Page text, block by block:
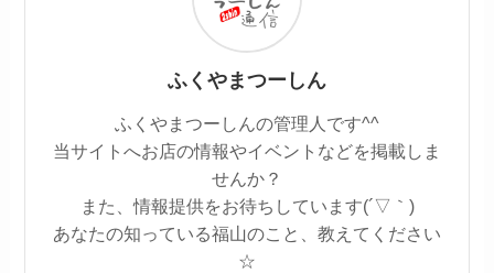
ふくやまつーしん
ふくやまつーしんの管理人です^^
当サイトへお店の情報やイベントなどを掲載しま
せんか？
また、情報提供をお待ちしています(´▽｀)
あなたの知っている福山のこと、教えてください
☆